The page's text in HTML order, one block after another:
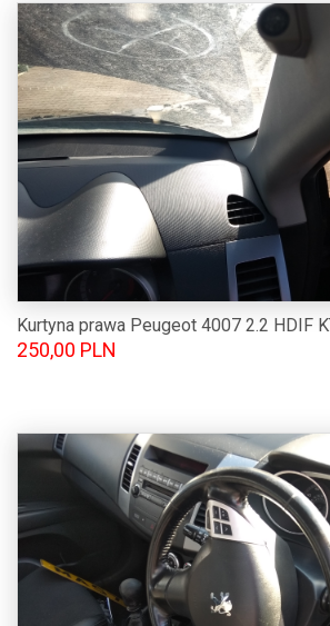
Kurtyna prawa Peugeot 4007 2.2 HDIF
250,00 PLN